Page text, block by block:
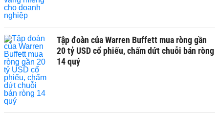
Tập đoàn của Warren Buffett mua ròng gần
20 tỷ USD cổ phiếu, chấm dứt chuỗi bán ròng
14 quý